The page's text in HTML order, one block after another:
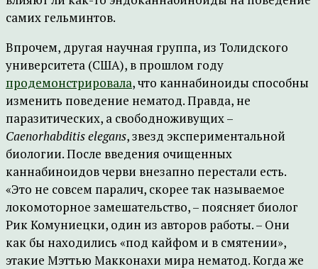
самих гельминтов.
Впрочем, другая научная группа, из Толидского
университета (США), в прошлом году
продемонстрировала, что каннабиноиды способны
изменить поведение нематод. Правда, не
паразитических, а свободноживущих –
Caenorhabditis elegans, звезд экспериментальной
биологии. После введения очищенных
каннабиноидов черви внезапно перестали есть.
«Это не совсем паралич, скорее так называемое
локомоторное замешательство, – поясняет биолог
Рик Комуниецки, один из авторов работы. – Они
как бы находились «под кайфом и в смятении»,
этакие Мэттью Макконахи мира нематод. Когда же